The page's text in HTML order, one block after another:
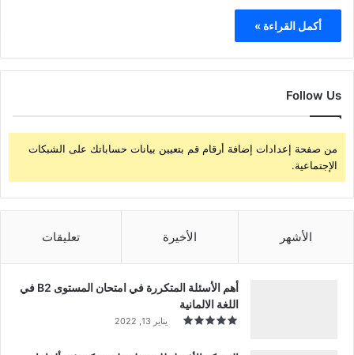
أكمل القراءة »
Follow Us
من صفحة إعدادات إضافة أرقام قم بتعيين بيانات حساباتك على الشبكات
الإجتماعية.
الأشهر الأخيرة تعليقات
أهم الأسئلة المتكررة في امتحان المستوى B2 في
اللغة الالمانية
يناير 13, 2022